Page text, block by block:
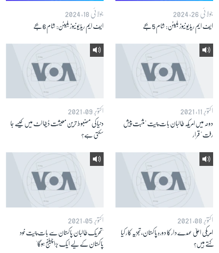
زبان
جولائی 26, 2024
ایف ایم ریڈیو نیوز بلیٹن: شام 5 بجے
جولائی 18, 2024
ایف ایم ریڈیو نیوز بلیٹن: شام 6 بجے
اکتوبر 11, 2021
دوحہ میں امریکہ طالبان بات چیت "مثبت پیش
رفت" قرار
اکتوبر 09, 2021
دنیا کی مضبوط ترین معیشت ڈیفالٹ میں کیسے جا
سکتی ہے؟
اکتوبر 08, 2021
امریکی اعلیٰ عہدے دار کا دورہ پاکستان، تجزیہ کار کیا
کہتے ہیں؟
اکتوبر 05, 2021
'تحریک طالبان پاکستان سے بات چیت خود
پاکستان کے لیے ایک بڑا چیلنج ہوگا'